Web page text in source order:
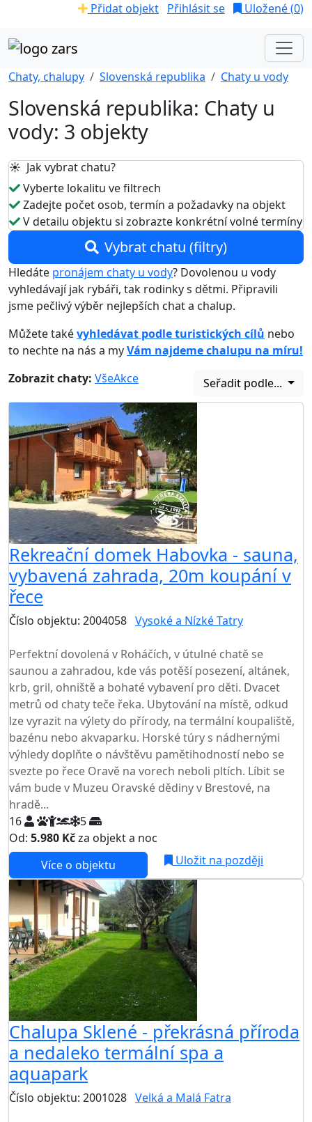
Přidat objekt Přihlásit se Uložené (0)
Chaty, chalupy Slovenská republika Chaty u vody
Slovenská republika: Chaty u
vody: 3 objekty
☀️ Jak vybrat chatu?
Vyberte lokalitu ve filtrech
Zadejte počet osob, termín a požadavky na objekt
V detailu objektu si zobrazte konkrétní volné termíny
Vybrat chatu (filtry)
Hledáte pronájem chaty u vody? Dovolenou u vody
vyhledávají jak rybáři, tak rodinky s dětmi. Připravili
jsme pečlivý výběr nejlepších chat a chalup.
Můžete takévyhledávat podle turistických cílů nebo
to nechte na nás a myVám najdeme chalupu na míru!
Zobrazit chaty: VšeAkce Seřadit podle...
Rekreační domek Habovka - sauna,
vybavená zahrada, 20m koupání v
řece
Číslo objektu: 2004058 Vysoké a Nízké Tatry
Perfektní dovolená v Roháčích, v útulné chatě se
saunou a zahradou, kde vás potěší posezení, altánek,
krb, gril, ohniště a bohaté vybavení pro děti. Dvacet
metrů od chaty teče řeka. Ubytování na místě, odkud
lze vyrazit na výlety do přírody, na termální koupaliště,
bazénu nebo akvaparku. Horské túry s nádhernými
výhledy doplňte o návštěvu pamětihodností nebo se
svezte po řece Oravě na vorech neboli pltích. Líbit se
vám bude v Muzeu Oravské dědiny v Brestové, na
hradě...
16
5
Od: 5.980 Kčza objekt a noc
Více o objektu Uložit na později
Chalupa Sklené - překrásná příroda
a nedaleko termální spa a
aquapark
Číslo objektu: 2001028 Velká a Malá Fatra